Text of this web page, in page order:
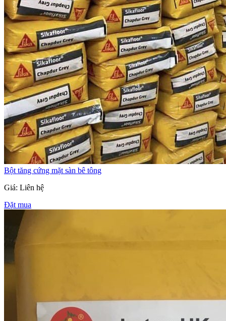
Bột tăng cứng mặt sàn bê tông
Giá: Liên hệ
Đặt mua